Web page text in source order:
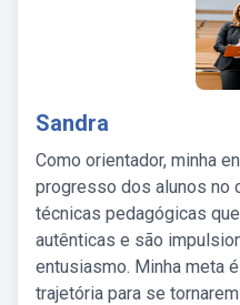
Sandra
Como orientador, minha
progresso dos alunos no
técnicas pedagógicas
autênticas e são
entusiasmo. Minha meta
trajetória para se